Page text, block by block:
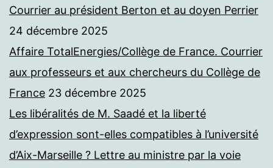
Courrier au président Berton et au doyen Perrier
24 décembre 2025
Affaire TotalEnergies/Collège de France. Courrier
aux professeurs et aux chercheurs du Collège de
France 23 décembre 2025
Les libéralités de M. Saadé et la liberté
d’expression sont-elles compatibles à l’université
d’Aix-Marseille ? Lettre au ministre par la voie